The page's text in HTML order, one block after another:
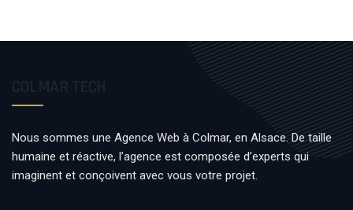
Nous sommes une Agence Web à Colmar, en Alsace. De taille
humaine et réactive, l’agence est composée d’experts qui
imaginent et conçoivent avec vous votre projet.